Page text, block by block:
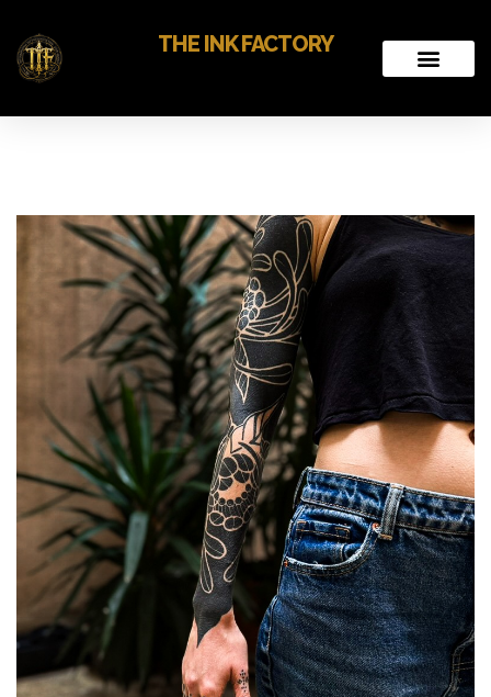
THE INK FACTORY